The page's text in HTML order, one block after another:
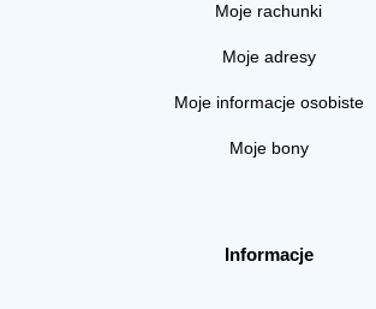
Moje rachunki
Moje adresy
Moje informacje osobiste
Moje bony
Informacje